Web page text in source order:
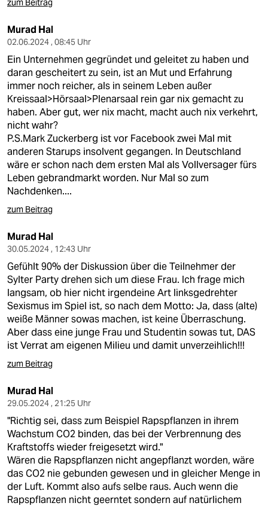
zum Beitrag
Murad Hal
02.06.2024 , 08:45 Uhr
Ein Unternehmen gegründet und geleitet zu haben und
daran gescheitert zu sein, ist an Mut und Erfahrung
immer noch reicher, als in seinem Leben außer
Kreissaal>Hörsaal>Plenarsaal rein gar nix gemacht zu
haben. Aber gut, wer nix macht, macht auch nix verkehrt,
nicht wahr?
P.S.Mark Zuckerberg ist vor Facebook zwei Mal mit
anderen Starups insolvent gegangen. In Deutschland
wäre er schon nach dem ersten Mal als Vollversager fürs
Leben gebrandmarkt worden. Nur Mal so zum
Nachdenken....
zum Beitrag
Murad Hal
30.05.2024 , 12:43 Uhr
Gefühlt 90% der Diskussion über die Teilnehmer der
Sylter Party drehen sich um diese Frau. Ich frage mich
langsam, ob hier nicht irgendeine Art linksgedrehter
Sexismus im Spiel ist, so nach dem Motto: Ja, dass (alte)
weiße Männer sowas machen, ist keine Überraschung.
Aber dass eine junge Frau und Studentin sowas tut, DAS
ist Verrat am eigenen Milieu und damit unverzeihlich!!!
zum Beitrag
Murad Hal
29.05.2024 , 21:25 Uhr
"Richtig sei, dass zum Beispiel Rapspflanzen in ihrem
Wachstum CO2 binden, das bei der Verbrennung des
Kraftstoffs wieder freigesetzt wird."
Wären die Rapspflanzen nicht angepflanzt worden, wäre
das CO2 nie gebunden gewesen und in gleicher Menge in
der Luft. Kommt also aufs selbe raus. Auch wenn die
Rapspflanzen nicht geerntet sondern auf natürlichem